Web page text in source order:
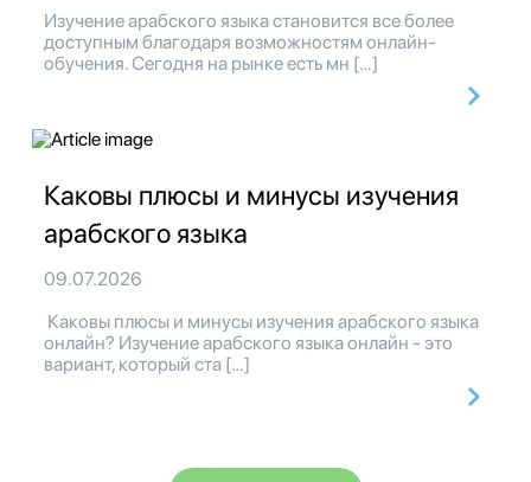
Изучение арабского языка становится все более
доступным благодаря возможностям онлайн-
обучения. Сегодня на рынке есть мн […]
Каковы плюсы и минусы изучения
арабского языка
09.07.2026
Каковы плюсы и минусы изучения арабского языка
онлайн? Изучение арабского языка онлайн - это
вариант, который ста […]